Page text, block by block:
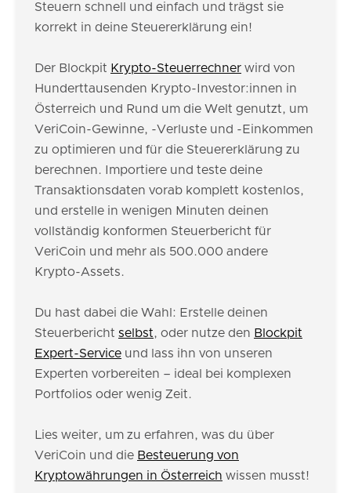
Steuern schnell und einfach und trägst sie
korrekt in deine Steuererklärung ein!
Der Blockpit Krypto-Steuerrechner wird von
Hunderttausenden Krypto-Investor:innen in
Österreich und Rund um die Welt genutzt, um
VeriCoin-Gewinne, -Verluste und -Einkommen
zu optimieren und für die Steuererklärung zu
berechnen. Importiere und teste deine
Transaktionsdaten vorab komplett kostenlos,
und erstelle in wenigen Minuten deinen
vollständig konformen Steuerbericht für
VeriCoin und mehr als 500.000 andere
Krypto-Assets.
Du hast dabei die Wahl: Erstelle deinen
Steuerbericht selbst, oder nutze den Blockpit
Expert-Service und lass ihn von unseren
Experten vorbereiten – ideal bei komplexen
Portfolios oder wenig Zeit.
Lies weiter, um zu erfahren, was du über
VeriCoin und die Besteuerung von
Kryptowährungen in Österreich wissen musst!